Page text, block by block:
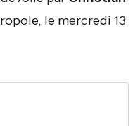
le mercredi 13